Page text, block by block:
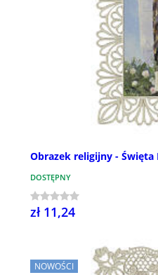
Obrazek religijny - Święta
DOSTĘPNY
zł 11,24
NOWOŚCI